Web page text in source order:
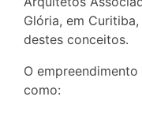
Glória, em
destes conceitos.
O
como: